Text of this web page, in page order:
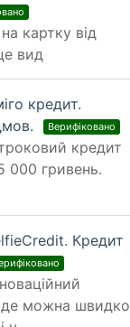
картку від
вид
кредит.
Верифіковано
кредит
000 гривень.
Кредит
де можна швидко